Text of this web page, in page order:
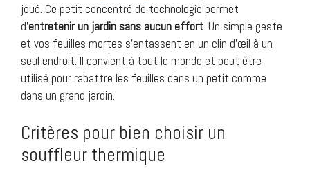
joué. Ce petit concentré de technologie permet
d’entretenir un jardin sans aucun effort. Un simple geste
et vos feuilles mortes s’entassent en un clin d’œil à un
seul endroit. Il convient à tout le monde et peut être
utilisé pour rabattre les feuilles dans un petit comme
dans un grand jardin.
Critères pour bien choisir un
souffleur thermique